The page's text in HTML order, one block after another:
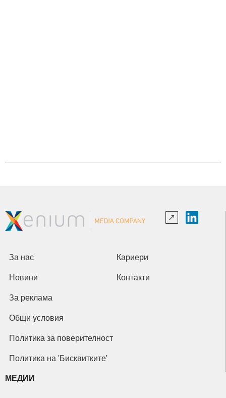
За нас Кариери
Новини Контакти
За реклама
Общи условия
Политика за поверителност
Политика на 'Бисквитките'
МЕДИИ